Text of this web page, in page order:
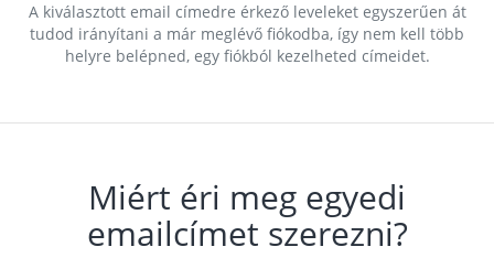
A kiválasztott email címedre érkező leveleket egyszerűen át
tudod irányítani a már meglévő fiókodba, így nem kell több
helyre belépned, egy fiókból kezelheted címeidet.
Miért éri meg egyedi
emailcímet szerezni?